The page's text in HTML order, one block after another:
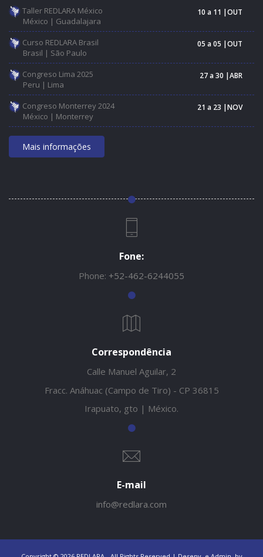
Taller REDLARA México
México | Guadalajara
10 a 11 |OUT
Curso REDLARA Brasil
Brasil | São Paulo
05 a 05 |OUT
Congreso Lima 2025
Peru | Lima
27 a 30 |ABR
Congreso Monterrey 2024
México | Monterrey
21 a 23 |NOV
Mais informações
Fone:
Phone: +52-462-6244055
Correspondência
Calle Manuel Aguilar, 2
Fracc. Anáhuac (Campo de Tiro) - CP 36815
Irapuato, gto | México.
E-mail
info@redlara.com